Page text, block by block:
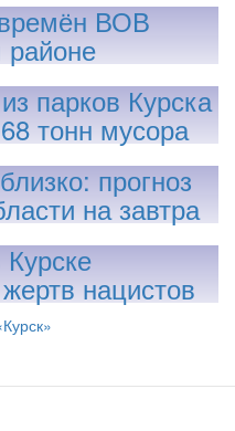
ВОВ
парков Курска
тонн мусора
прогноз
на завтра
нацистов